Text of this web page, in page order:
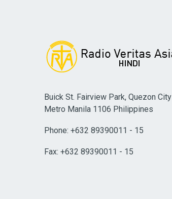
Buick St. Fairview Park, Quezon City
Metro Manila 1106 Philippines
Phone: +632 89390011 - 15
Fax: +632 89390011 - 15